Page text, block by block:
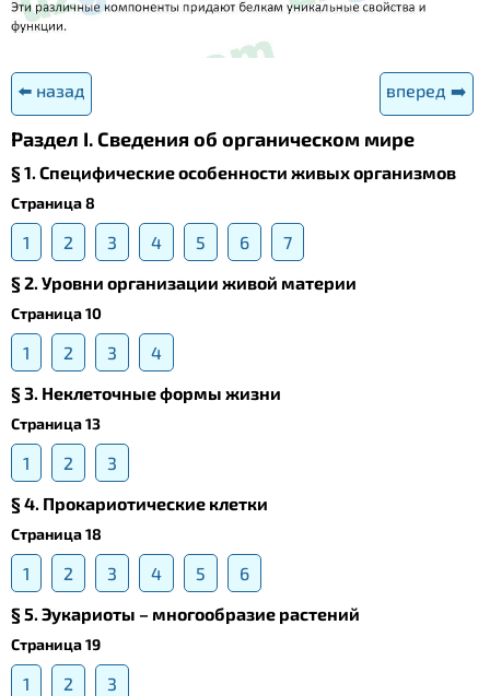
⬅️ назад вперед ➡️
Раздел I. Сведения об органическом мире
§ 1. Специфические особенности живых организмов
Страница 8
1 2 3 4 5 6
7
§ 2. Уровни организации живой материи
Страница 10
1 2 3
4
§ 3. Неклеточные формы жизни
Страница 13
1 2
3
§ 4. Прокариотические клетки
Страница 18
1 2 3 4 5
6
§ 5. Эукариоты – многообразие растений
Страница 19
1 2
3